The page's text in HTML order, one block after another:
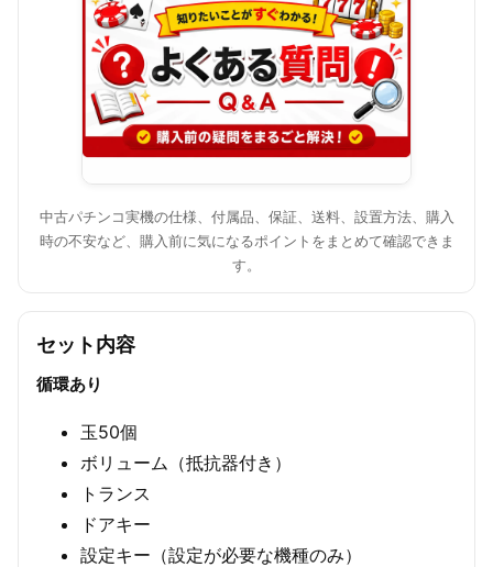
中古パチンコ実機の仕様、付属品、保証、送料、設置方法、購入
時の不安など、購入前に気になるポイントをまとめて確認できま
す。
セット内容
循環あり
玉50個
ボリューム（抵抗器付き）
トランス
ドアキー
設定キー（設定が必要な機種のみ）